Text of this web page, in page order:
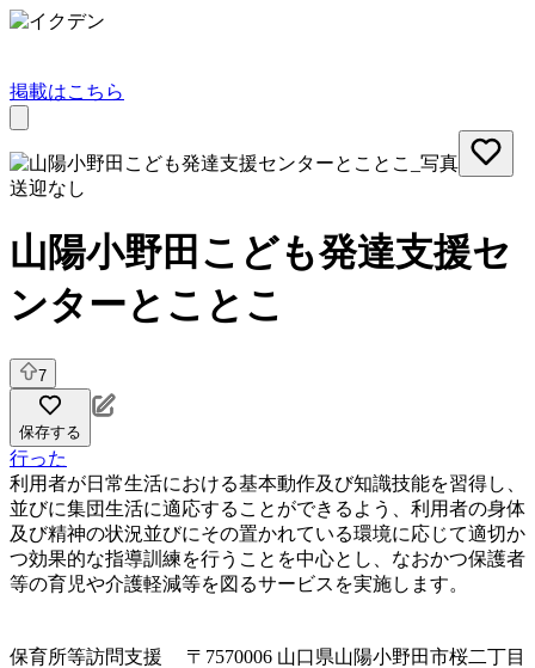
掲載はこちら
送迎なし
山陽小野田こども発達支援セ
ンターとことこ
7
保存する
行った
利用者が日常生活における基本動作及び知識技能を習得し、
並びに集団生活に適応することができるよう、利用者の身体
及び精神の状況並びにその置かれている環境に応じて適切か
つ効果的な指導訓練を行うことを中心とし、なおかつ保護者
等の育児や介護軽減等を図るサービスを実施します。
保育所等訪問支援 〒7570006 山口県山陽小野田市桜二丁目